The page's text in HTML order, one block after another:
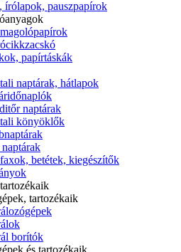
írólapok, pauszpapírok
papírtáskák
naptárak, hátlapok
naptárak
könyöklők
betétek, kiegészítők
tartozékaik
borítók
és tartozékaik